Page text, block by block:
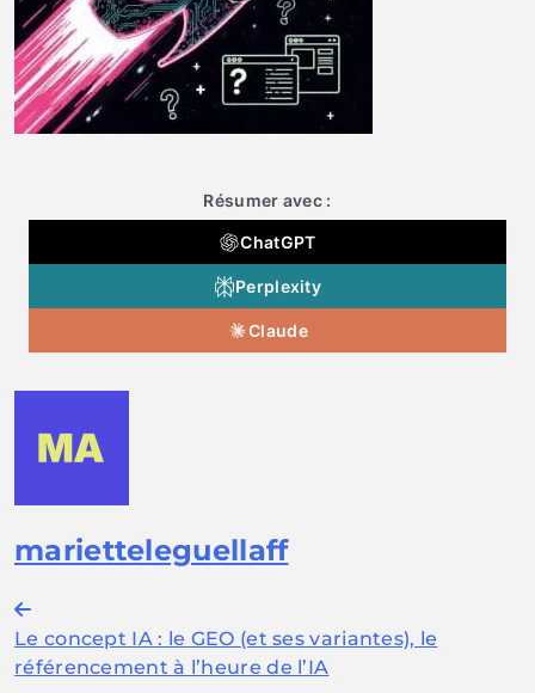
Résumer avec :
ChatGPT
Perplexity
Claude
marietteleguellaff
Navigation
de
Le concept IA : le GEO (et ses variantes), le
référencement à l’heure de l’IA